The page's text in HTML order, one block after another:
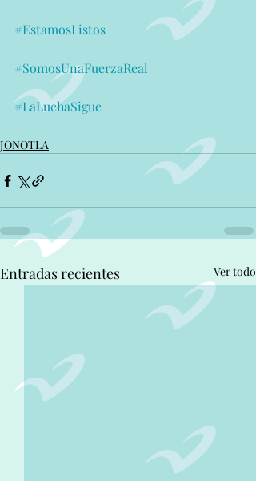
#EstamosListos
#SomosUnaFuerzaReal
#LaLuchaSigue
JONOTLA
Entradas recientes Ver todo